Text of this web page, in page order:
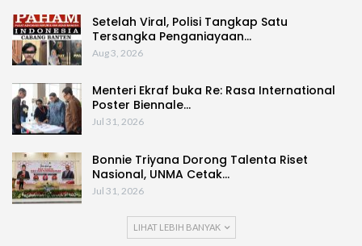
Setelah Viral, Polisi Tangkap Satu
Tersangka Penganiayaan…
Aug 3, 2026
Menteri Ekraf buka Re: Rasa International
Poster Biennale…
Jul 31, 2026
Bonnie Triyana Dorong Talenta Riset
Nasional, UNMA Cetak…
Jul 31, 2026
LIHAT LEBIH BANYAK